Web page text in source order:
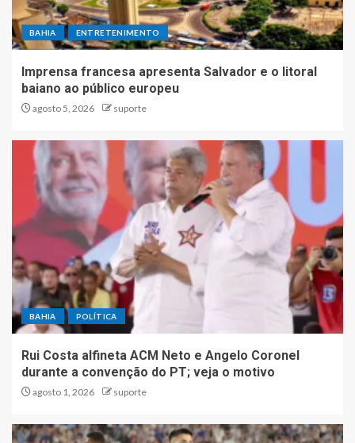
BAHIA ENTRETENIMENTO
Imprensa francesa apresenta Salvador e o litoral
baiano ao público europeu
agosto 5, 2026 suporte
BAHIA POLÍTICA
Rui Costa alfineta ACM Neto e Angelo Coronel
durante a convenção do PT; veja o motivo
agosto 1, 2026 suporte